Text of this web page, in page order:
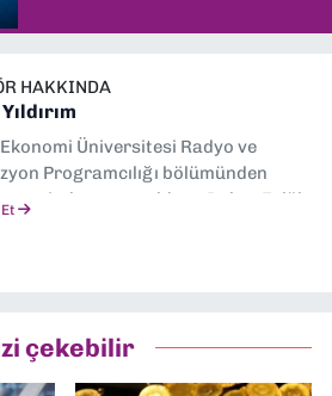
HAKKINDA
Üniversitesi Radyo ve
Programcılığı bölümünden
mezun oldum. Dokuz Eylül
görevini de üstleniyorum.
çekebilir